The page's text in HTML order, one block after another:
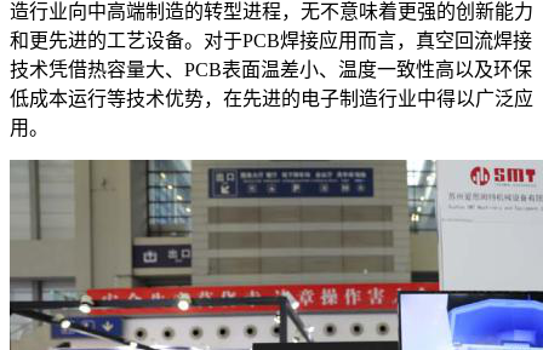
造行业向中高端制造的转型进程，无不意味着更强的创新能力
和更先进的工艺设备。对于PCB焊接应用而言，真空回流焊接
技术凭借热容量大、PCB表面温差小、温度一致性高以及环保
低成本运行等技术优势，在先进的电子制造行业中得以广泛应
用。